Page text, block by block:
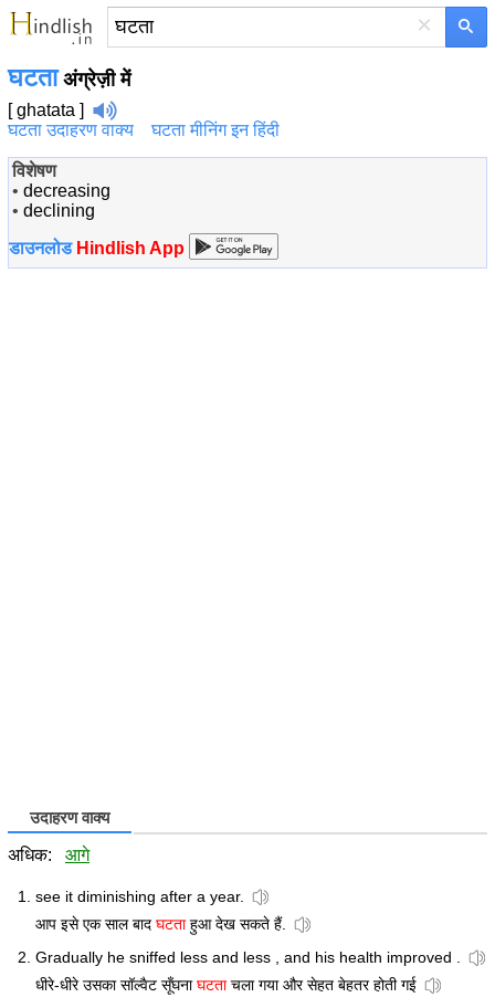
×
घटताअंग्रेज़ी में
[ ghatata ]
घटता उदाहरण वाक्य
घटता मीनिंग इन हिंदी
विशेषण
• decreasing
• declining
डाउनलोड Hindlish App
उदाहरण वाक्य
अधिक: आगे
see it diminishing after a year.
आप इसे एक साल बाद घटताहुआ देख सकते हैं.
Gradually he sniffed less and less , and his health improved .
धीरे-धीरे उसका सॉल्वैट सूँघनाघटताचला गया और सेहत बेहतर होती गई